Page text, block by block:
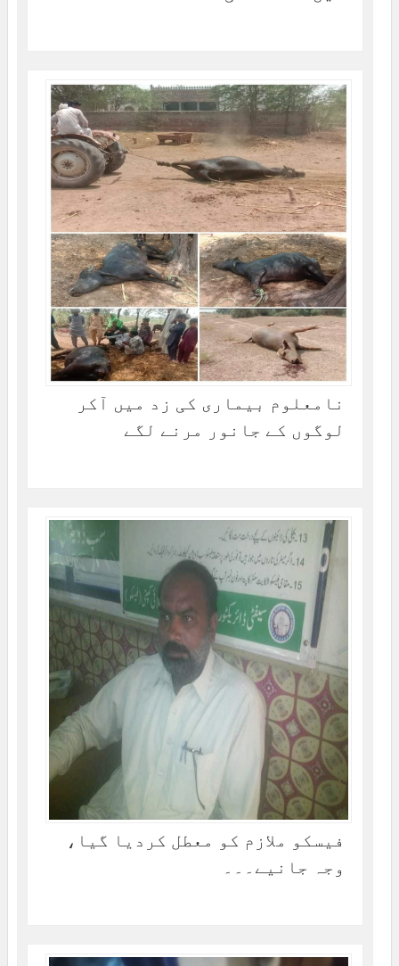
نامعلوم بیماری کی زد میں آکر
لوگوں کے جانور مرنے لگے
فیسکو ملازم کو معطل کردیا گیا،
وجہ جانیے۔۔۔